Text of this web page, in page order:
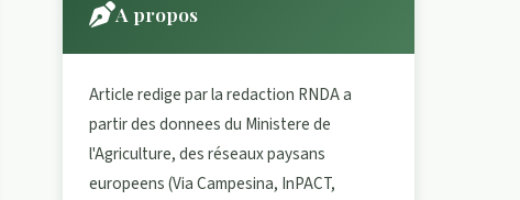
A propos
Article redige par la redaction RNDA a
partir des donnees du Ministere de
l'Agriculture, des réseaux paysans
europeens (Via Campesina, InPACT,